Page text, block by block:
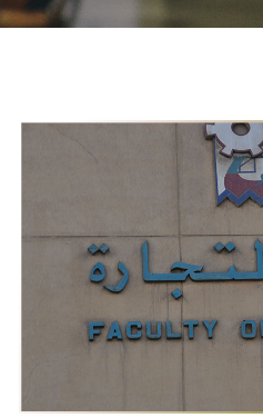
الدراسات العليا
الموظفون